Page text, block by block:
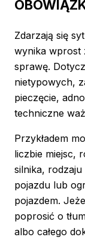
Zdarzają się
wynika wprost
sprawę.
nietypowych,
pieczęcie,
techniczne
Przykładem
liczbie miejsc,
silnika,
pojazdu lub
pojazdem.
poprosić o
albo całego